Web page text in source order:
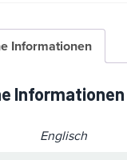
Informationen
Informationen
Englisch